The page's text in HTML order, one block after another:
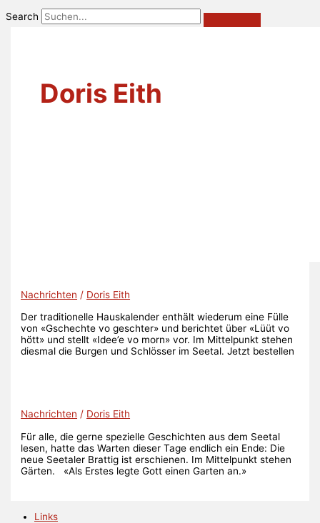
Search
Doris Eith
Nachrichten / Doris Eith
Der traditionelle Hauskalender enthält wiederum eine Fülle
von «Gschechte vo geschter» und berichtet über «Lüüt vo
hött» und stellt «Idee’e vo morn» vor. Im Mittelpunkt stehen
diesmal die Burgen und Schlösser im Seetal. Jetzt bestellen
Nachrichten / Doris Eith
Für alle, die gerne spezielle Geschichten aus dem Seetal
lesen, hatte das Warten dieser Tage endlich ein Ende: Die
neue Seetaler Brattig ist erschienen. Im Mittelpunkt stehen
Gärten. «Als Erstes legte Gott einen Garten an.»
Links